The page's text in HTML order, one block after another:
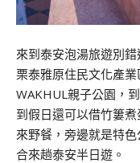
來到泰安泡湯旅遊別錯
栗泰雅原住民文化產
WAKHUL 親子公園，
到假日還可以借竹簍
來野餐，旁邊就是特
合來趟泰安半日遊。